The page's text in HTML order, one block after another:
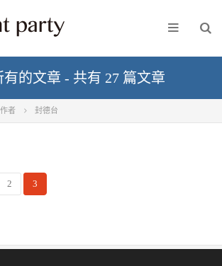
的文章 - 共有 27 篇文章
作者 封德台
2 3